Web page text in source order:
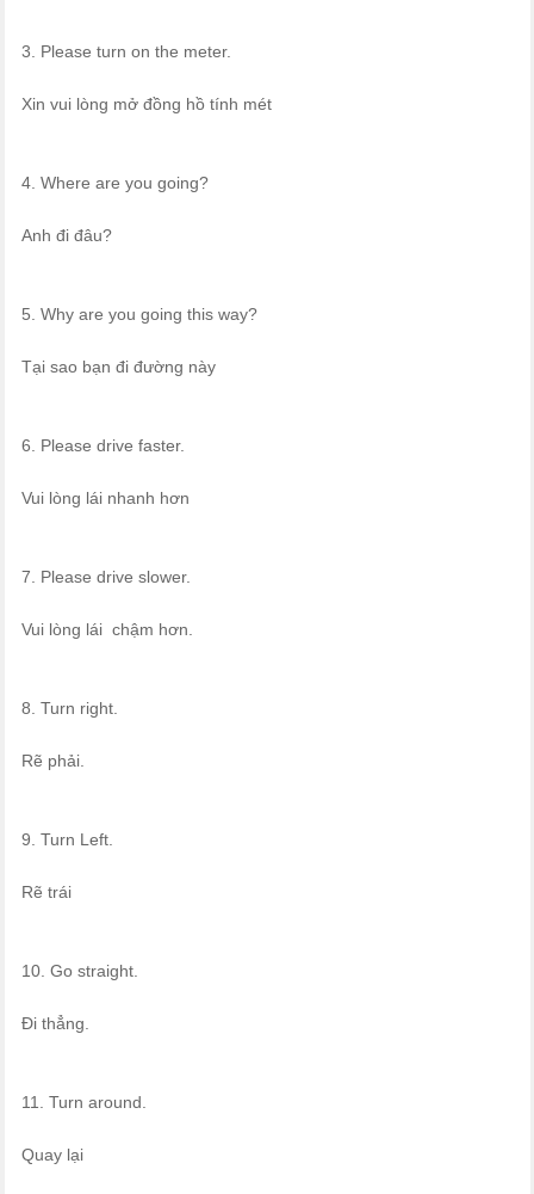
3. Please turn on the meter.
Xin vui lòng mở đồng hồ tính mét
4. Where are you going?
Anh đi đâu?
5. Why are you going this way?
Tại sao bạn đi đường này
6. Please drive faster.
Vui lòng lái nhanh hơn
7. Please drive slower.
Vui lòng lái chậm hơn.
8. Turn right.
Rẽ phải.
9. Turn Left.
Rẽ trái
10. Go straight.
Đi thẳng.
11. Turn around.
Quay lại